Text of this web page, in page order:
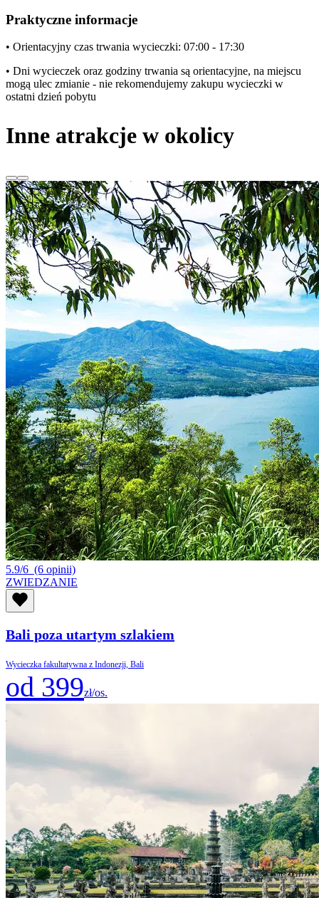
Praktyczne informacje
• Orientacyjny czas trwania wycieczki: 07:00 - 17:30
• Dni wycieczek oraz godziny trwania są orientacyjne, na miejscu
mogą ulec zmianie - nie rekomendujemy zakupu wycieczki w
ostatni dzień pobytu
Inne atrakcje w okolicy
5.9/6 (6 opinii)
ZWIEDZANIE
Bali poza utartym szlakiem
Wycieczka fakultatywna z Indonezji, Bali
od 399zł/os.